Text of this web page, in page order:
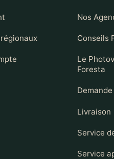
Nos
Conseils
Le
Foresta
Livraison
Service
Service